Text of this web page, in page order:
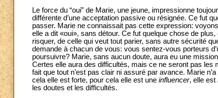
Le force du “oui” de Marie, une jeune, impressionne
différente d’une acceptation passive ou résignée. Ce fut
passer. Marie ne connaissait pas cette expression:
elle a dit «oui», sans détour. Ce fut quelque chose de
risquer, de celle qui veut tout parier, sans autre sécurité
demande à chacun de vous: vous sentez-vous porteurs
poursuivre? Marie, sans aucun doute, aura eu une
Certes elle aura des difficultés, mais ce ne seront pas
fait que tout n’est pas clair ni assuré par avance. Marie
cela elle est forte, pour cela elle est une influencer, elle est
les doutes et les difficultés.